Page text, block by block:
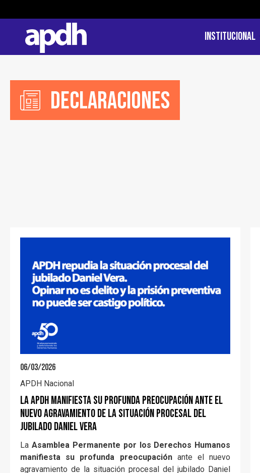
Institucional
Declaraciones
06/03/2026
APDH Nacional
La APDH manifiesta su profunda preocupación ante el
nuevo agravamiento de la situación procesal del
jubilado Daniel Vera
La Asamblea Permanente por los Derechos Humanos
manifiesta su profunda preocupaciónante el nuevo
agravamiento de la situación procesal del jubilado Daniel